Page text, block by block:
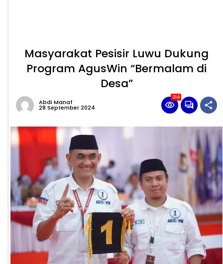
Masyarakat Pesisir Luwu Dukung
Program AgusWin “Bermalam di
Desa”
Abdi Manaf
28 September 2024
314